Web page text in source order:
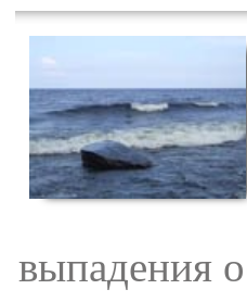
выпадения